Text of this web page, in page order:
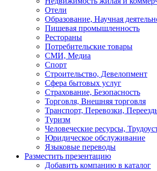
Отели
Образование, Научная
Пишевая промышленность
Рестораны
Потребительские товары
СМИ, Медиа
Спорт
Строительство, Девелопмент
Сфера бытовых услуг
Страхование, Безопасность
Торговля, Внешняя торговля
Транспорт, Перевозки,
Туризм
Человеческие ресурсы,
Юридическое обслуживание
Языковые переводы
Разместить презентацию
Добавить компанию в каталог